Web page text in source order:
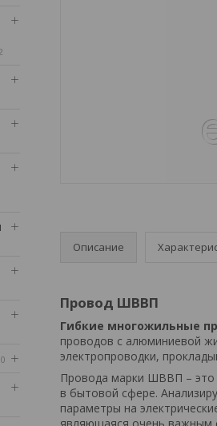
Описание
Провод ШВВП
Гибкие многожильные
проводов с алюминиевой
электропроводки,
Провода марки ШВВП – это
в бытовой сфере.
параметры на
являющаяся очень важным